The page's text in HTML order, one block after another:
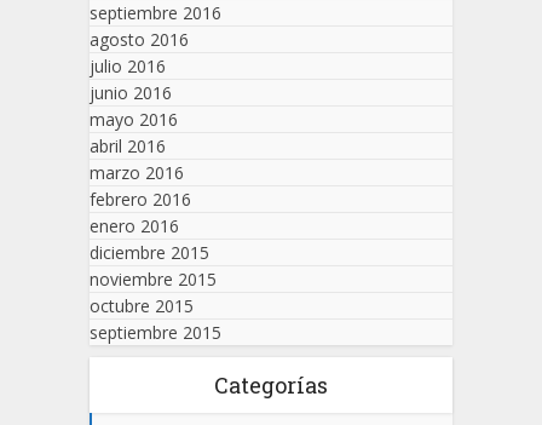
septiembre 2016
agosto 2016
julio 2016
junio 2016
mayo 2016
abril 2016
marzo 2016
febrero 2016
enero 2016
diciembre 2015
noviembre 2015
octubre 2015
septiembre 2015
Categorías